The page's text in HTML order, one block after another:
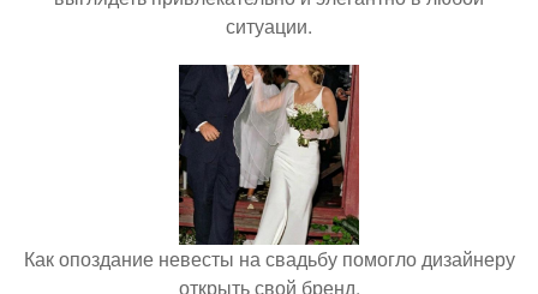
ситуации.
Как опоздание невесты на свадьбу помогло дизайнеру
открыть свой бренд.